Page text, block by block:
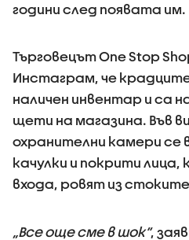
години след появата им.
Търговецът One Stop
Инстаграм, че
наличен инвентар и са
щети на магазина. Във
охранителни камери се
качулки и покрити
входа, ровят из
„Все още сме в шок“,